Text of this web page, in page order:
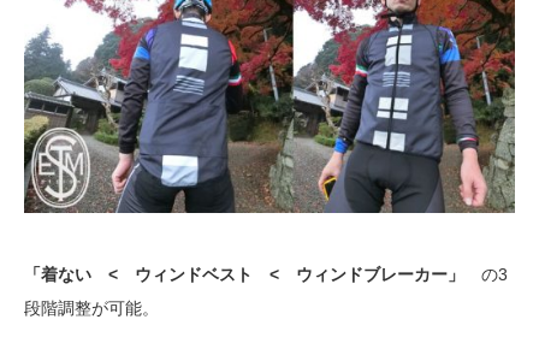
「着ない < ウィンドベスト < ウィンドブレーカー」
の3
段階調整が可能。